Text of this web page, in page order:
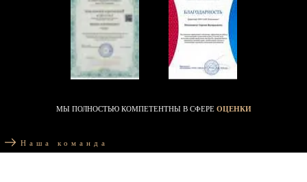
МЫ ПОЛНОСТЬЮ КОМПЕТЕНТНЫ В СФЕРЕ ОЦЕНКИ
Наша команда